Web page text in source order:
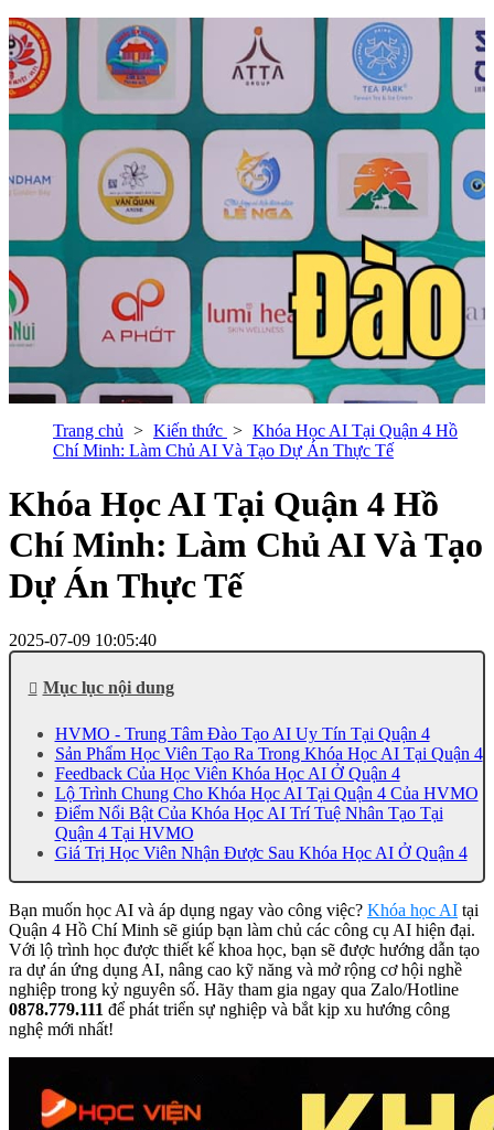
Trang chủ Kiến thức
Khóa Học AI Tại Quận 4 Hồ
Chí Minh: Làm Chủ AI Và Tạo Dự Án Thực Tế
Khóa Học AI Tại Quận 4 Hồ
Chí Minh: Làm Chủ AI Và Tạo
Dự Án Thực Tế
2025-07-09 10:05:40
Mục lục nội dung
HVMO - Trung Tâm Đào Tạo AI Uy Tín Tại Quận 4
Sản Phẩm Học Viên Tạo Ra Trong Khóa Học AI Tại Quận 4
Feedback Của Học Viên Khóa Học AI Ở Quận 4
Lộ Trình Chung Cho Khóa Học AI Tại Quận 4 Của HVMO
Điểm Nổi Bật Của Khóa Học AI Trí Tuệ Nhân Tạo Tại
Quận 4 Tại HVMO
Giá Trị Học Viên Nhận Được Sau Khóa Học AI Ở Quận 4
Bạn muốn học AI và áp dụng ngay vào công việc? Khóa học AI tại
Quận 4 Hồ Chí Minh sẽ giúp bạn làm chủ các công cụ AI hiện đại.
Với lộ trình học được thiết kế khoa học, bạn sẽ được hướng dẫn tạo
ra dự án ứng dụng AI, nâng cao kỹ năng và mở rộng cơ hội nghề
nghiệp trong kỷ nguyên số. Hãy tham gia ngay qua Zalo/Hotline
0878.779.111 để phát triển sự nghiệp và bắt kịp xu hướng công
nghệ mới nhất!